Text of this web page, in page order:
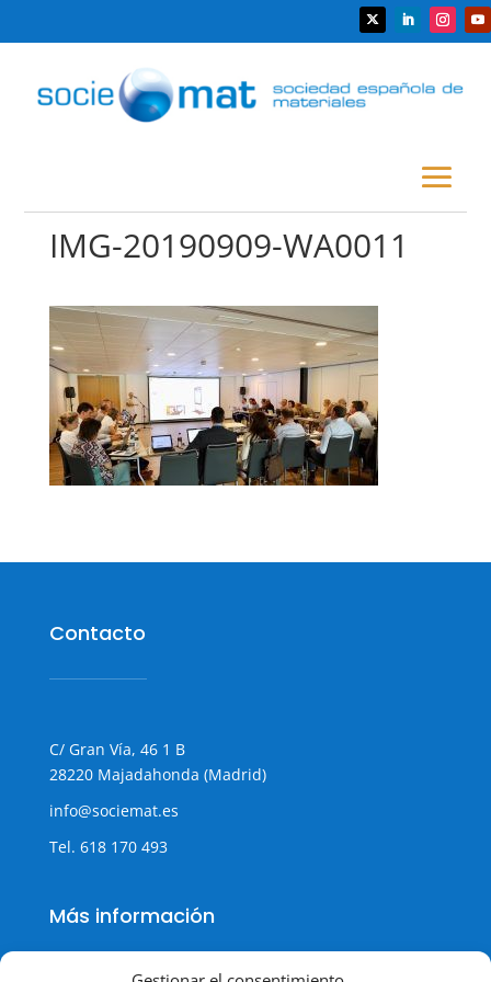
IMG-20190909-WA0011
Contacto
C/ Gran Vía, 46 1 B
28220 Majadahonda (Madrid)
info@sociemat.es
Tel. 618 170 493
Más información